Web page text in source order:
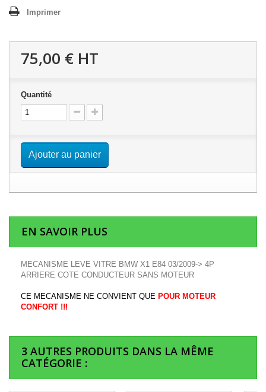
Imprimer
75,00 € HT
Quantité
Ajouter au panier
EN SAVOIR PLUS
MECANISME LEVE VITRE BMW X1 E84 03/2009-> 4P
ARRIERE COTE CONDUCTEUR SANS MOTEUR
CE MECANISME NE CONVIENT QUE POUR MOTEUR
CONFORT !!!
3 AUTRES PRODUITS DANS LA MÊME
CATÉGORIE :